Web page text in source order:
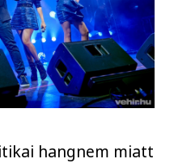
hangnem miatt